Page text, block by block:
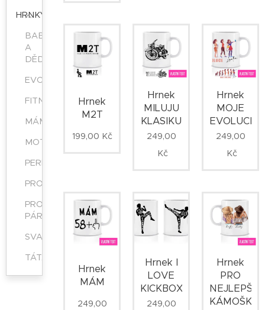
HRNKY
BABIČKA
A
DĚDA
EVOLUCE
FITNESS
MÁMA
MOTORKY
PERIODICKÉ
PROFESE
PRO
PÁRY
SVATEBNÍ
TÁTA
Hrnek
M2T
199,00 Kč
Hrnek
MILUJU
KLASIKU
249,00
Kč
Hrnek
MOJE
EVOLUCE
249,00
Kč
Hrnek
MÁM
249,00
Hrnek I
LOVE
KICKBOXING
249,00
Hrnek
PRO
NEJLEPŠÍ
KÁMOŠKU